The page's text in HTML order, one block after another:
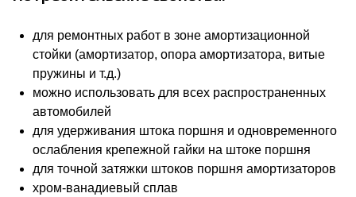
для ремонтных работ в зоне амортизационной
стойки (амортизатор, опора амортизатора, витые
пружины и т.д.)
можно использовать для всех распространенных
автомобилей
для удерживания штока поршня и одновременного
ослабления крепежной гайки на штоке поршня
для точной затяжки штоков поршня амортизаторов
хром-ванадиевый сплав